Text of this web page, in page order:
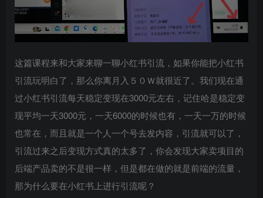
这篇课程来和大家来聊一聊小红书引流，如果你能把小红书
引流玩明白了，那么你离月入５０Ｗ就很近了。我们现在通
过小红书引流每天稳定变现在3000元左右，记住哈是稳定变
现平均一天3000元，一天6000的时候也有，一天一万的时候
也常在，而且就是一个人一个号去发内容，引流就可以了，
引流过来之后变现方式真的太多了，你会发现大家卖项目的
后端产品卖的不是很一样，但是都在做的就是前端的流量，
那为什么要在小红书上进行引流呢？